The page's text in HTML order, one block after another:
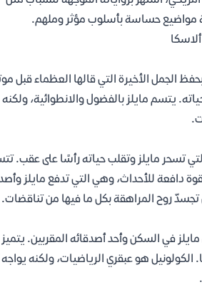
مواضيع حساسة بأسلوب مؤثر وملهم.
الجمل الأخيرة التي قالها العظماء قبل
يتسم مايلز بالفضول والانطوائية، ولكنه
تسحر مايلز وتقلب حياته رأسًا على عقب.
دافعة للأحداث، وهي التي تدفع مايلز
روح المراهقة بكل ما فيها من تناقضات.
في السكن وأحد أصدقائه المقربين. يتميز
الكولونيل هو عبقري الرياضيات، ولكنه